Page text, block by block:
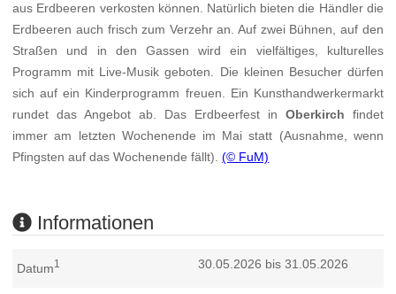
aus Erdbeeren verkosten können. Natürlich bieten die Händler die
Erdbeeren auch frisch zum Verzehr an. Auf zwei Bühnen, auf den
Straßen und in den Gassen wird ein vielfältiges, kulturelles
Programm mit Live-Musik geboten. Die kleinen Besucher dürfen
sich auf ein Kinderprogramm freuen. Ein Kunsthandwerkermarkt
rundet das Angebot ab. Das Erdbeerfest in Oberkirch findet
immer am letzten Wochenende im Mai statt (Ausnahme, wenn
Pfingsten auf das Wochenende fällt).(© FuM)
Informationen
Datum1 30.05.2026 bis 31.05.2026